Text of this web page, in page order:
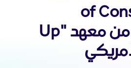
of
Facility" من معهد "Up